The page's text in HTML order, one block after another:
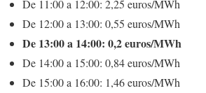
De 11:00 a 12:00: 2,25 euros/MWh
De 12:00 a 13:00: 0,55 euros/MWh
De 13:00 a 14:00: 0,2 euros/MWh
De 14:00 a 15:00: 0,84 euros/MWh
De 15:00 a 16:00: 1,46 euros/MWh